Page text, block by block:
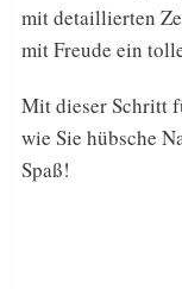
mit detaillierten
mit Freude ein
Mit dieser Schritt
wie Sie hübsche
Spaß!